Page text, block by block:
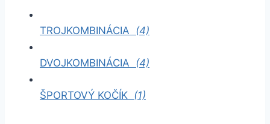
TROJKOMBINÁCIA (4)
DVOJKOMBINÁCIA (4)
ŠPORTOVÝ KOČÍK (1)